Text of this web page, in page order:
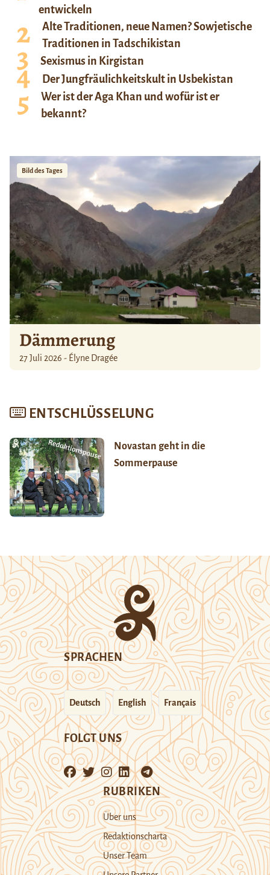
entwickeln
Alte Traditionen, neue Namen? Sowjetische
Traditionen in Tadschikistan
Sexismus in Kirgistan
Der Jungfräulichkeitskult in Usbekistan
Wer ist der Aga Khan und wofür ist er
bekannt?
Bild des Tages
Dämmerung
27 Juli 2026 - Élyne Dragée
ENTSCHLÜSSELUNG
Novastan geht in die
Sommerpause
SPRACHEN
Deutsch English Français
FOLGT UNS
RUBRIKEN
Über uns
Redaktionscharta
Unser Team